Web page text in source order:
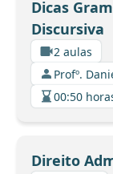
Dicas
Discursiva
2 aulas
Profº.
00:50
Direito